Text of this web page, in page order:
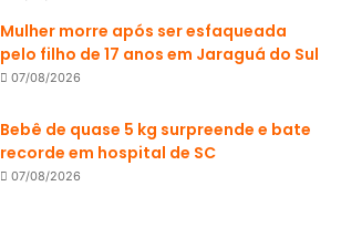
Mulher morre após ser esfaqueada
pelo filho de 17 anos em Jaraguá do Sul
07/08/2026
Bebê de quase 5 kg surpreende e bate
recorde em hospital de SC
07/08/2026